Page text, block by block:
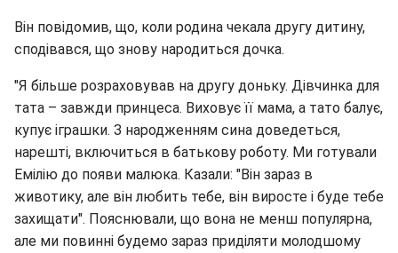
Він повідомив, що, коли родина чекала другу дитину,
сподівався, що знову народиться дочка.
"Я більше розраховував на другу доньку. Дівчинка для
тата – завжди принцеса. Виховує її мама, а тато балує,
купує іграшки. З народженням сина доведеться,
нарешті, включиться в батькову роботу. Ми готували
Емілію до появи малюка. Казали: "Він зараз в
животику, але він любить тебе, він виросте і буде тебе
захищати". Пояснювали, що вона не менш популярна,
але ми повинні будемо зараз приділяти молодшому